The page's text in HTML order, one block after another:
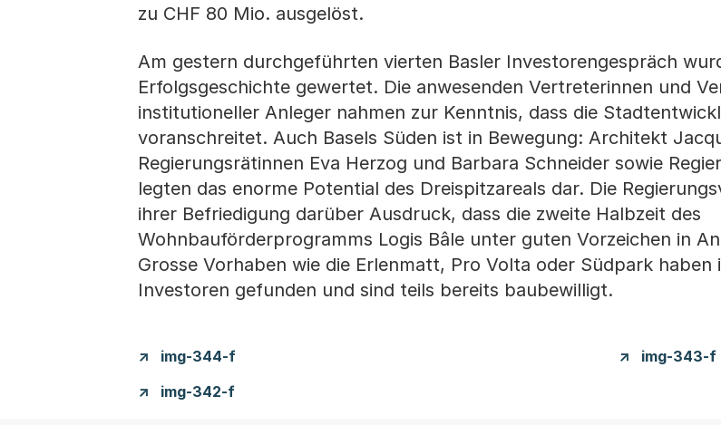
zu CHF 80 Mio. ausgelöst.
Am gestern durchgeführten vierten Basler Investorengespräch
Erfolgsgeschichte gewertet. Die anwesenden Vertreterinnen und
institutioneller Anleger nahmen zur Kenntnis, dass die
voranschreitet. Auch Basels Süden ist in Bewegung: Architekt
Regierungsrätinnen Eva Herzog und Barbara Schneider sowie
legten das enorme Potential des Dreispitzareals dar. Die
ihrer Befriedigung darüber Ausdruck, dass die zweite Halbzeit des
Wohnbauförderprogramms Logis Bâle unter guten Vorzeichen in
Grosse Vorhaben wie die Erlenmatt, Pro Volta oder Südpark haben
Investoren gefunden und sind teils bereits baubewilligt.
img-344-f
img-343-f
img-342-f